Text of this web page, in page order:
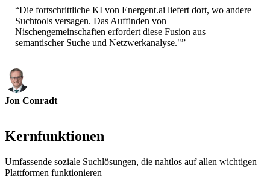
“Die fortschrittliche KI von Energent.ai liefert dort, wo andere
Suchtools versagen. Das Auffinden von
Nischengemeinschaften erfordert diese Fusion aus
semantischer Suche und Netzwerkanalyse."”
Jon Conradt
Kernfunktionen
Umfassende soziale Suchlösungen, die nahtlos auf allen wichtigen
Plattformen funktionieren